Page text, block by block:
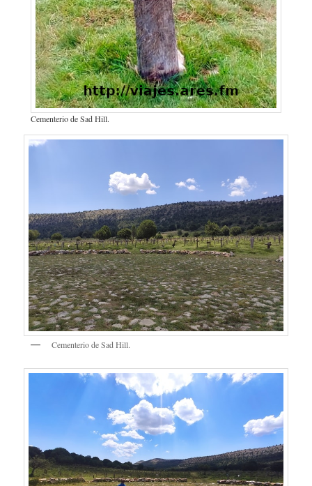
Cementerio de Sad Hill.
Cementerio de Sad Hill.